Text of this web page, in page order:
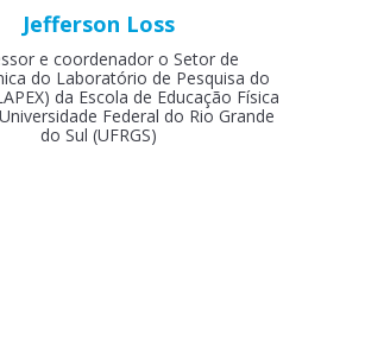
Jefferson Loss
e coordenador o Setor de
do Laboratório de Pesquisa do
da Escola de Educação Física
Federal do Rio Grande
do Sul (UFRGS)